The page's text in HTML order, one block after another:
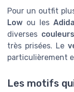
Pour un outfit
Low ou les
diverses couleurs
très prisées. Le
particulièrement
Les motifs